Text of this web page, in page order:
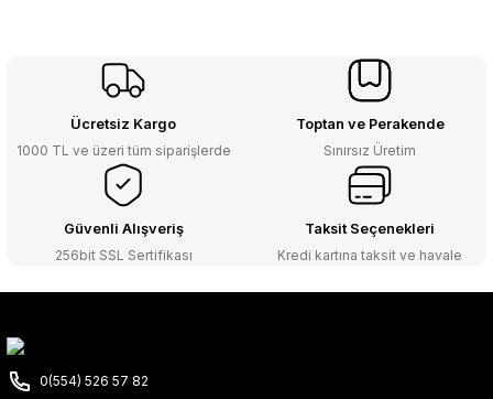
Ücretsiz Kargo
1000 TL ve üzeri tüm siparişlerde
Toptan ve Perakende
Sınırsız Üretim
Güvenli Alışveriş
256bit SSL Sertifikası
Taksit Seçenekleri
Kredi kartına taksit ve havale
0(554) 526 57 82